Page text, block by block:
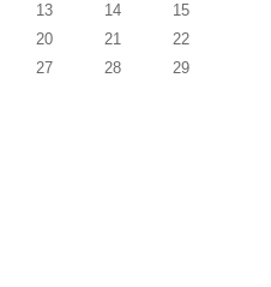
13 14
15
20 21
22
27 28
29